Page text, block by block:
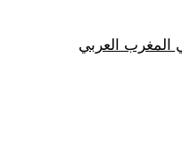
المغرب العربي